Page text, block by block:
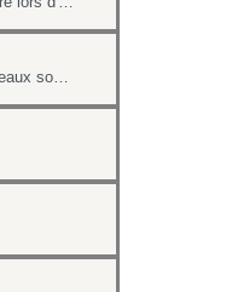
Interface avec Facebook et les réseaux sociaux